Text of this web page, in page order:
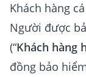
Khách hàng
Người được
(“Khách hàng
đồng bảo